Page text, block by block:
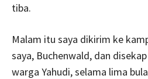
tiba.
Malam itu saya dikirim ke
saya, Buchenwald, dan
warga Yahudi, selama lima